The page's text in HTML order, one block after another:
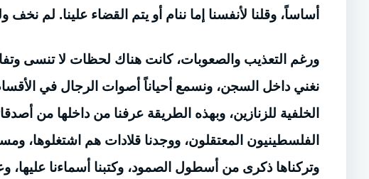
أساساً، وقلنا لأنفسنا إما ننام أو يتم القضاء علينا. لم نخف
ورغم التعذيب والصعوبات، كانت هناك لحظات لا تنسى
نغني داخل السجن، ونسمع أحياناً أصوات الرجال في الأقسام
الخلفية للزنازين، وبهذه الطريقة عرفنا من داخلها من
الفلسطينيون المعتقلون، ووجدنا قلادات هم اشتغلوها،
وتركناها ذكرى من أسطول الصمود، وكتبنا أسماءنا